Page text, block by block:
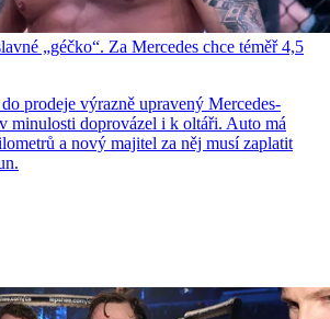
„géčko“. Za Mercedes chce téměř 4,5
prodeje výrazně upravený Mercedes-
minulosti doprovázel i k oltáři. Auto má
a nový majitel za něj musí zaplatit